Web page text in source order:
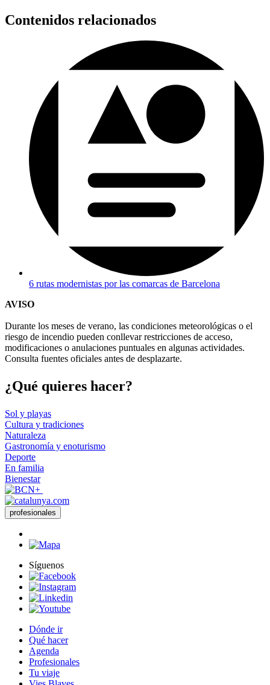
Contenidos relacionados
6 rutas modernistas por las comarcas de Barcelona
AVISO
Durante los meses de verano, las condiciones meteorológicas o el
riesgo de incendio pueden conllevar restricciones de acceso,
modificaciones o anulaciones puntuales en algunas actividades.
Consulta fuentes oficiales antes de desplazarte.
¿Qué quieres hacer?
Sol y playas
Cultura y tradiciones
Naturaleza
Gastronomía y enoturismo
Deporte
En familia
Bienestar
profesionales
Síguenos
Dónde ir
Qué hacer
Agenda
Profesionales
Tu viaje